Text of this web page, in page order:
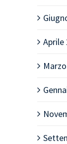
Aprile